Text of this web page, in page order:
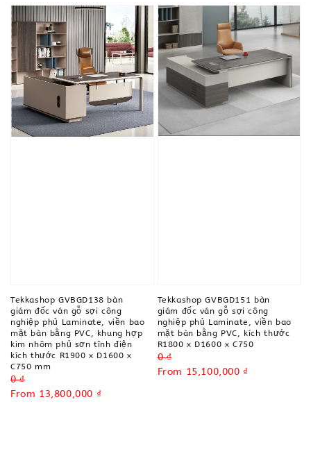
Tekkashop GVBGD138 bàn
giám đốc ván gỗ sợi công
nghiệp phủ Laminate, viền bao
mặt bàn bằng PVC, khung hợp
kim nhôm phủ sơn tĩnh điện
kích thước R1900 x D1600 x
C750 mm
Regular
price
0 ₫
Sale
From 13,800,000 ₫
Tekkashop GVBGD151 bàn
giám đốc ván gỗ sợi công
nghiệp phủ Laminate, viền bao
mặt bàn bằng PVC, kích thước
R1800 x D1600 x C750
Regular
price
0 ₫
Sale
From 15,100,000 ₫